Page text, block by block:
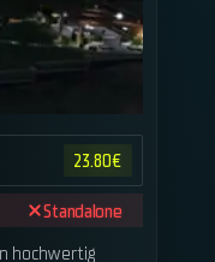
23.80€
Standalone
hochwertig